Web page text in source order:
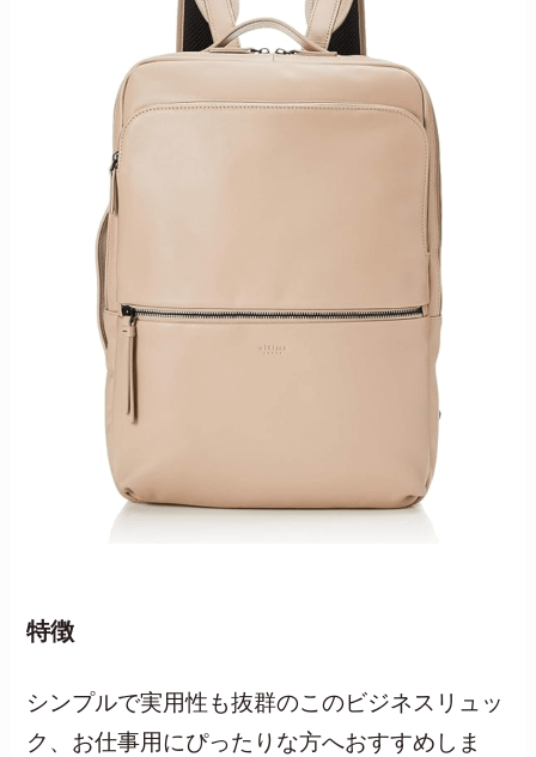
特徴
シンプルで実用性も抜群のこのビジネスリュッ
ク、お仕事用にぴったりな方へおすすめしま